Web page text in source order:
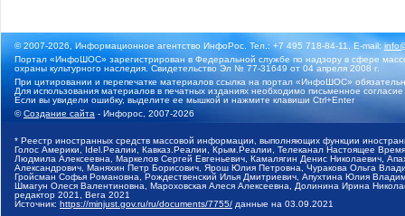
© 2007-2026, Информационное агентство ИнфоРос. Тел.: +7 495 718-84-11, E-mail:
Портал «ИнфоШОС» зарегистрирован в Федеральной службе по надзору в сфере
охраны культурного наследия. Свидетельство Эл № 77-31649 от 04 апреля 2008 г.
При цитировании и перепечатке материалов ссылка на портал «ИнфоШОС»
Для использования материалов в печатных изданиях необходимо письменное
Если вы увидели ошибку, выделите ее мышкой и нажмите клавиши Ctrl+Enter
©Создание сайта - Инфорос, 2007-2026
* Реестр иностранных средств массовой информации, выполняющих функции
Голос Америки, Idel.Реалии, Кавказ.Реалии, Крым.Реалии, Телеканал Настоящее
Людмила Алексеевна, Маркелов Сергей Евгеньевич, Камалягин Денис Николаевич,
Александрович, Маняхин Петр Борисович, Ярош Юлия Петровна, Чуракова Ольга
Гройсман Софья Романовна, Рождественский Илья Дмитриевич, Апухтина Юлия
Шмагун Олеся Валентиновна, Мароховская Алеся Алексеевна, Долинина Ирина
редактор 2021, Вега 2021
Источник: https://minjust.gov.ru/ru/documents/7755/ данные на 03.09.2021